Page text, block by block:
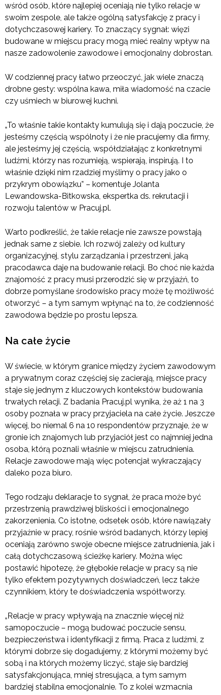
wśród osób, które najlepiej oceniają nie tylko relacje w
swoim zespole, ale także ogólną satysfakcję z pracy i
dotychczasowej kariery. To znaczący sygnał: więzi
budowane w miejscu pracy mogą mieć realny wpływ na
nasze zadowolenie zawodowe i emocjonalny dobrostan.
W codziennej pracy łatwo przeoczyć, jak wiele znaczą
drobne gesty: wspólna kawa, miła wiadomość na czacie
czy uśmiech w biurowej kuchni.
„To właśnie takie kontakty kumulują się i dają poczucie, że
jesteśmy częścią wspólnoty i że nie pracujemy dla firmy,
ale jesteśmy jej częścią, współdziałając z konkretnymi
ludźmi, którzy nas rozumieją, wspierają, inspirują. I to
właśnie dzięki nim rzadziej myślimy o pracy jako o
przykrym obowiązku” – komentuje Jolanta
Lewandowska-Bitkowska, ekspertka ds. rekrutacji i
rozwoju talentów w Pracuj.pl.
Warto podkreślić, że takie relacje nie zawsze powstają
jednak same z siebie. Ich rozwój zależy od kultury
organizacyjnej, stylu zarządzania i przestrzeni, jaką
pracodawca daje na budowanie relacji. Bo choć nie każda
znajomość z pracy musi przerodzić się w przyjaźń, to
dobrze pomyślane środowisko pracy może tę możliwość
otworzyć – a tym samym wpłynąć na to, że codzienność
zawodowa będzie po prostu lepsza.
Na całe życie
W świecie, w którym granice między życiem zawodowym
a prywatnym coraz częściej się zacierają, miejsce pracy
staje się jednym z kluczowych kontekstów budowania
trwałych relacji. Z badania Pracuj.pl wynika, że aż 1 na 3
osoby poznała w pracy przyjaciela na całe życie. Jeszcze
więcej, bo niemal 6 na 10 respondentów przyznaje, że w
gronie ich znajomych lub przyjaciół jest co najmniej jedna
osoba, którą poznali właśnie w miejscu zatrudnienia.
Relacje zawodowe mają więc potencjał wykraczający
daleko poza biuro.
Tego rodzaju deklaracje to sygnał, że praca może być
przestrzenią prawdziwej bliskości i emocjonalnego
zakorzenienia. Co istotne, odsetek osób, które nawiązały
przyjaźnie w pracy, rośnie wśród badanych, którzy lepiej
oceniają zarówno swoje obecne miejsce zatrudnienia, jak i
całą dotychczasową ścieżkę kariery. Można więc
postawić hipotezę, że głębokie relacje w pracy są nie
tylko efektem pozytywnych doświadczeń, lecz także
czynnikiem, który te doświadczenia współtworzy.
„Relacje w pracy wpływają na znacznie więcej niż
samopoczucie – mogą budować poczucie sensu,
bezpieczeństwa i identyfikacji z firmą. Praca z ludźmi, z
którymi dobrze się dogadujemy, z którymi możemy być
sobą i na których możemy liczyć, staje się bardziej
satysfakcjonująca, mniej stresująca, a tym samym
bardziej stabilna emocjonalnie. To z kolei wzmacnia